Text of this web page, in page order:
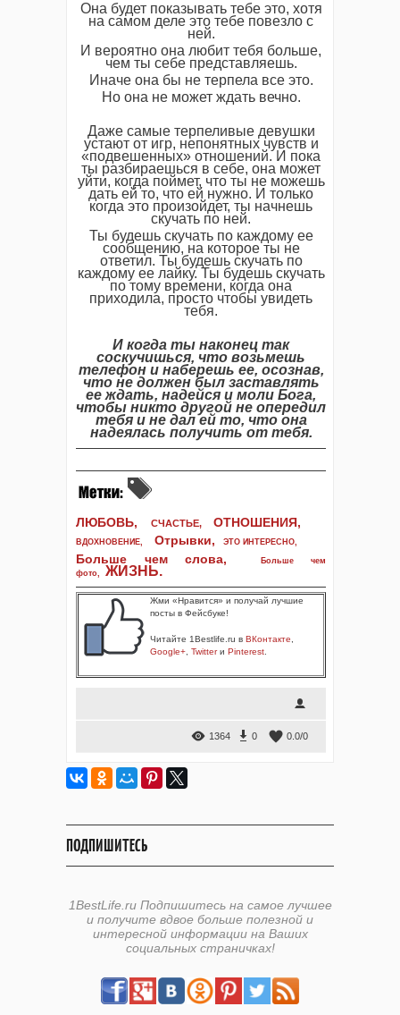
Она будет показывать тебе это, хотя
на самом деле это тебе повезло с
ней.
И вероятно она любит тебя больше,
чем ты себе представляешь.
Иначе она бы не терпела все это.
Но она не может ждать вечно.
Даже самые терпеливые девушки
устают от игр, непонятных чувств и
«подвешенных» отношений. И пока
ты разбираешься в себе, она может
уйти, когда поймет, что ты не можешь
дать ей то, что ей нужно. И только
когда это произойдет, ты начнешь
скучать по ней.
Ты будешь скучать по каждому ее
сообщению, на которое ты не
ответил. Ты будешь скучать по
каждому ее лайку. Ты будешь скучать
по тому времени, когда она
приходила, просто чтобы увидеть
тебя.
И когда ты наконец так
соскучишься, что возьмешь
телефон и наберешь ее, осознав,
что не должен был заставлять
ее ждать, надейся и моли Бога,
чтобы никто другой не опередил
тебя и не дал ей то, что она
надеялась получить от тебя.
ЛЮБОВЬ, СЧАСТЬЕ, ОТНОШЕНИЯ,
ВДОХНОВЕНИЕ, Отрывки, ЭТО ИНТЕРЕСНО,
Больше чем слова,
Больше чем
фото, ЖИЗНЬ.
Жми «Нравится» и получай лучшие
посты в Фейсбуке!
Читайте 1Bestlife.ru в ВКонтакте
Google+ Twitterи Pinterest
1364 0 0.0/0
ПОДПИШИТЕСЬ
1BestLife.ru Подпишитесь на самое лучшее
и получите вдвое больше полезной и
интересной информации на Ваших
социальных страничках!